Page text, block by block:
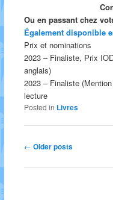
Ou en passant chez
Également disponible
Prix et nominations
2023 – Finaliste, Prix
anglais)
2023 – Finaliste
lecture
Posted in Livres
Post navigation
← Older posts